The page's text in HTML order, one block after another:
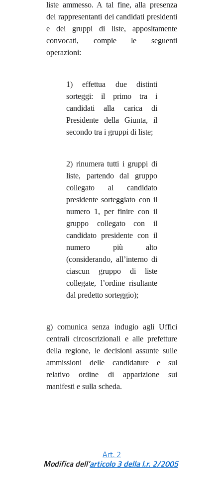
liste ammesso. A tal fine, alla presenza
dei rappresentanti dei candidati presidenti
e dei gruppi di liste, appositamente
convocati, compie le seguenti
operazioni:
1) effettua due distinti
sorteggi: il primo tra i
candidati alla carica di
Presidente della Giunta, il
secondo tra i gruppi di liste;
2) rinumera tutti i gruppi di
liste, partendo dal gruppo
collegato al candidato
presidente sorteggiato con il
numero 1, per finire con il
gruppo collegato con il
candidato presidente con il
numero più alto
(considerando, all’interno di
ciascun gruppo di liste
collegate, l’ordine risultante
dal predetto sorteggio);
g) comunica senza indugio agli Uffici
centrali circoscrizionali e alle prefetture
della regione, le decisioni assunte sulle
ammissioni delle candidature e sul
relativo ordine di apparizione sui
manifesti e sulla scheda.
Art. 2
Modifica dell’articolo 3 della l.r. 2/2005